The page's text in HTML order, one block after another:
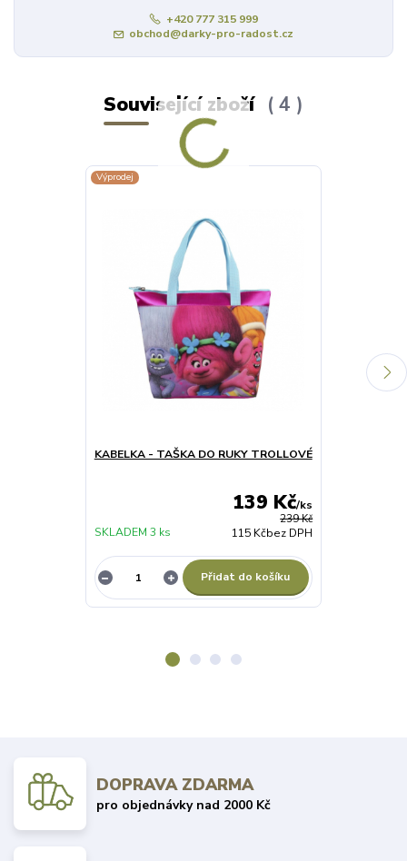
+420 777 315 999
obchod@darky-pro-radost.cz
Související zboží 4
Výprodej
KABELKA - TAŠKA DO RUKY TROLLOVÉ
239 Kč
139 Kč/ks
115 Kčbez DPH
SKLADEM 3 ks
Přidat do košíku
DOPRAVA ZDARMA
pro objednávky nad 2000 Kč